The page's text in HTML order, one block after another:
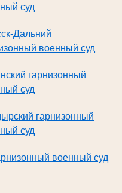
суд
Дальний
военный суд
гарнизонный
суд
гарнизонный
суд
военный суд